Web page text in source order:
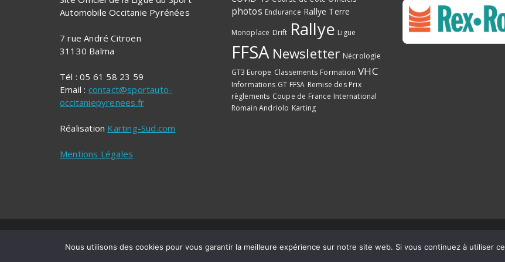
Automobile Occitanie Pyrénées
7 rue André Citroën
31130 Balma
Tél : 05 61 58 23 59
Email : contact@sportauto-
occitaniepyrenees.fr
Réalisation Karting-Sud.com
Mentions Légales
photos Endurance Rallye Terre
Monoplace Drift Rallye Ligue
FFSA Newsletter Nécrologie
GT3 Europe Classements Formation VHC
Informations GT FFSA Remise des Prix
règlements Coupe de France International
Romain Andriolo Karting
Copyright © 2026 - Ligue du Sport Automobile Occitanie Pyrénées
Nous utilisons des cookies pour vous garantir la meilleure expérience sur notre site web. Si vous continuez à utiliser